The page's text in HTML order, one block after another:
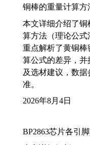
铜棒的重量计算方
本文详细介绍了
算方法（理论公式
重点解析了黄铜棒
算公式的差异，
及选材建议，数据
准。
2026年8月4日
BP2863芯片各引